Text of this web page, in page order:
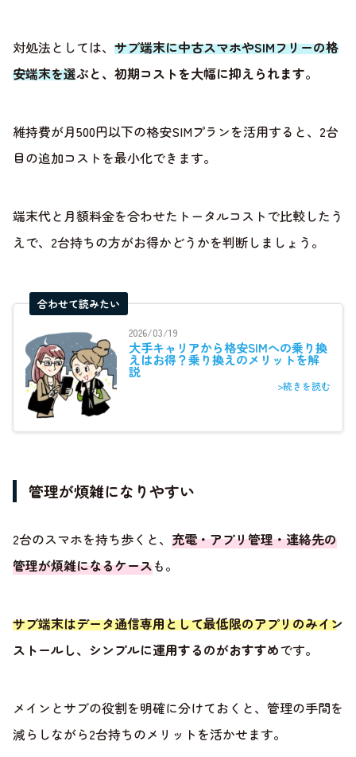
対処法としては、 サブ端末に中古スマホやSIMフリーの格
安端末を選ぶと、初期コストを大幅に抑えられます。
維持費が月500円以下の格安SIMプランを活用すると、2台
目の追加コストを最小化できます。
端末代と月額料金を合わせたトータルコストで比較したう
えで、2台持ちの方がお得かどうかを判断しましょう。
合わせて読みたい
2026/03/19
大手キャリアから格安SIMへの乗り換
えはお得？乗り換えのメリットを解
説
>続きを読む
管理が煩雑になりやすい
2台のスマホを持ち歩くと、 充電・アプリ管理・連絡先の
管理が煩雑になるケースも。
サブ端末はデータ通信専用として最低限のアプリのみイン
ストールし、シンプルに運用するのがおすすめです。
メインとサブの役割を明確に分けておくと、管理の手間を
減らしながら2台持ちのメリットを活かせます。